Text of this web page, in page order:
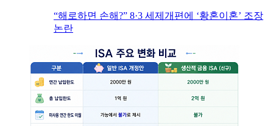
“해로하면 손해?” 8·3 세제개편에 ‘황혼이혼’ 조장
논란